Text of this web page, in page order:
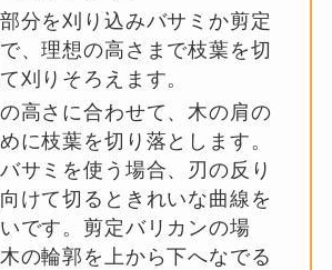
分を刈り込みバサミか剪定
、理想の高さまで枝葉を切
刈りそろえます。
高さに合わせて、木の肩の
に枝葉を切り落とします。
サミを使う場合、刃の反り
けて切るときれいな曲線を
です。剪定バリカンの場
の輪郭を上から下へなでる